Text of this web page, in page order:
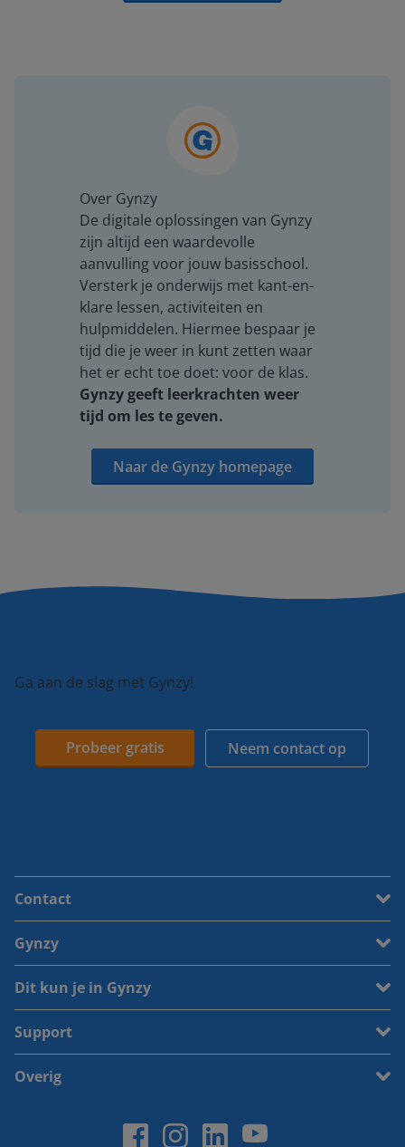
Over Gynzy
De digitale oplossingen van Gynzy
zijn altijd een waardevolle
aanvulling voor jouw basisschool.
Versterk je onderwijs met kant-en-
klare lessen, activiteiten en
hulpmiddelen. Hiermee bespaar je
tijd die je weer in kunt zetten waar
het er echt toe doet: voor de klas.
Gynzy geeft leerkrachten weer
tijd om les te geven.
Naar de Gynzy homepage
Ga aan de slag met Gynzy!
Probeer gratis Neem contact op
Contact
Gynzy
Dit kun je in Gynzy
Support
Overig